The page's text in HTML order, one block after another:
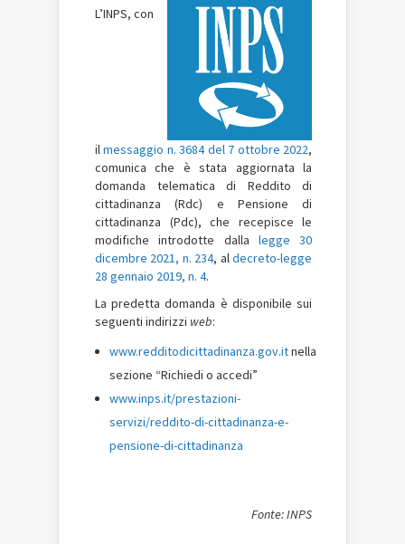
L’INPS, con
ilmessaggio n. 3684 del 7 ottobre 2022,
comunica che è stata aggiornata la
domanda telematica di Reddito di
cittadinanza (Rdc) e Pensione di
cittadinanza (Pdc), che recepisce le
modifiche introdotte dalla legge 30
dicembre 2021, n. 234, aldecreto-legge
28 gennaio 2019, n. 4.
La predetta domanda è disponibile sui
seguenti indirizzi web:
www.redditodicittadinanza.gov.itnella
sezione “Richiedi o accedi”
www.inps.it/prestazioni-
servizi/reddito-di-cittadinanza-e-
pensione-di-cittadinanza
Fonte: INPS